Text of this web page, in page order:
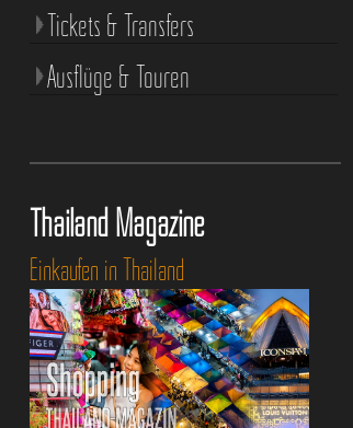
Tickets & Transfers
Ausflüge & Touren
Thailand Magazine
Einkaufen in Thailand